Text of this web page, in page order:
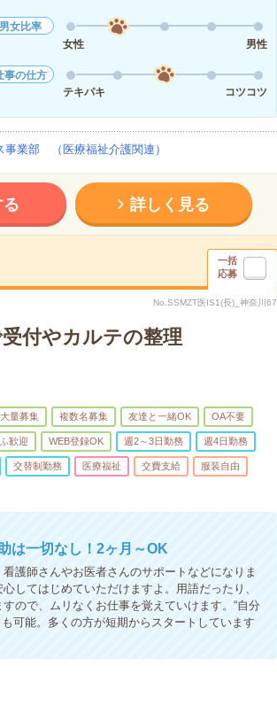
男女比率
女性
男性
事の仕方
テキパキ
コツコツ
業部 （医療福祉介護関連）
る 詳しく見る
一括
応募
No.SSMZT医IS1(長)_神奈川67
受付やカルテの整理
量募集 複数名募集 友達と一緒OK OA不要
歓迎 WEB登録OK 週2～3日勤務 週4日勤務
交替制勤務 医療福祉 交費支給 服装自由
は一切なし！2ヶ月～OK
護師さんやお医者さんのサポートなどになりま
してはじめていただけますよ。用語だったり、
ので、ムリなくお仕事を覚えていけます。“自分
可能。多くの方が短期からスタートしています